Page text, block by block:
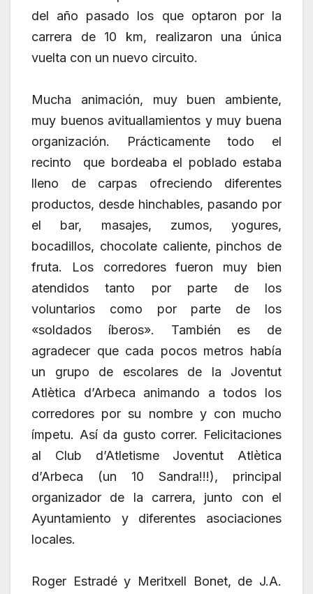
del año pasado los que optaron por la
carrera de 10 km, realizaron una única
vuelta con un nuevo circuito.
Mucha animación, muy buen ambiente,
muy buenos avituallamientos y muy buena
organización. Prácticamente todo el
recinto que bordeaba el poblado estaba
lleno de carpas ofreciendo diferentes
productos, desde hinchables, pasando por
el bar, masajes, zumos, yogures,
bocadillos, chocolate caliente, pinchos de
fruta. Los corredores fueron muy bien
atendidos tanto por parte de los
voluntarios como por parte de los
«soldados íberos». También es de
agradecer que cada pocos metros había
un grupo de escolares de la Joventut
Atlètica d’Arbeca animando a todos los
corredores por su nombre y con mucho
ímpetu. Así da gusto correr. Felicitaciones
al Club d’Atletisme Joventut Atlètica
d’Arbeca (un 10 Sandra!!!), principal
organizador de la carrera, junto con el
Ayuntamiento y diferentes asociaciones
locales.
Roger Estradé y Meritxell Bonet, de J.A.